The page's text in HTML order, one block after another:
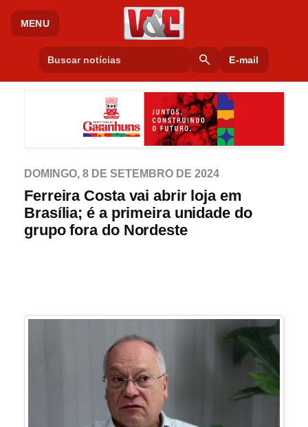
MENU
search E-mail
DOMINGO, 8 DE SETEMBRO DE 2024
Ferreira Costa vai abrir loja em
Brasília; é a primeira unidade do
grupo fora do Nordeste